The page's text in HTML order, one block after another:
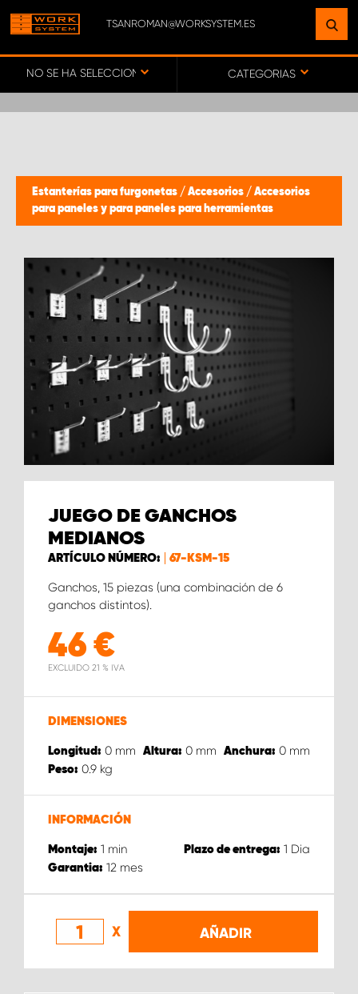
TSANROMAN@WORKSYSTEM.ES
NO SE HA SELECCIONADO NINGÚN VEHÍCULO
CATEGORIAS
Estanterías para furgonetas / Accesorios / Accesorios
para paneles y para paneles para herramientas
JUEGO DE GANCHOS
MEDIANOS
ARTÍCULO NÚMERO: 67-KSM-15
Ganchos, 15 piezas (una combinación de 6
ganchos distintos).
46 €
EXCLUIDO 21 % IVA
DIMENSIONES
Longitud: 0 mm Altura: 0 mm Anchura: 0 mm
Peso: 0.9 kg
INFORMACIÓN
Montaje: 1 min Plazo de entrega: 1 Dia
Garantia: 12 mes
X AÑADIR
ENCUENTRE UNA INSTALACIÓN
CERCA DE USTED
SERVICIO AL CLIENTE